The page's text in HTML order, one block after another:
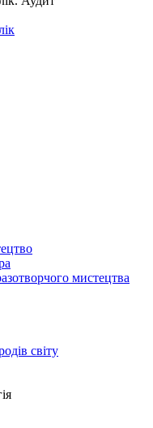
мистецтва
світу